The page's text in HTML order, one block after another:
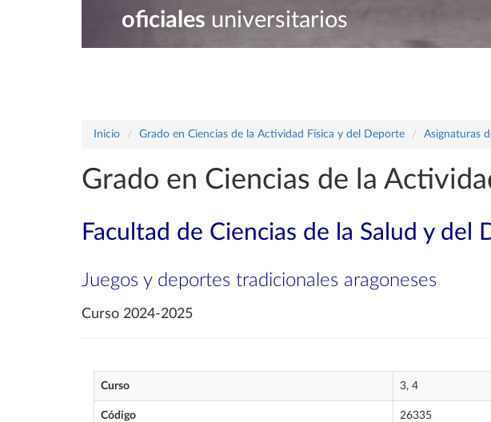
oficiales universitarios
Inicio Grado en Ciencias de la Actividad Física y del Deporte Asignaturas
Grado en Ciencias de la
Facultad de Ciencias de la Salud y del
Juegos y deportes tradicionales aragoneses
Curso 2024-2025
Curso 3, 4
Código 26335